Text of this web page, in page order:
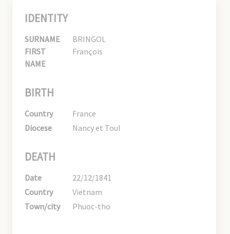
IDENTITY
SURNAME
BRINGOL
FIRST
NAME
François
BIRTH
Country
France
Diocese
Nancy et Toul
DEATH
Date
22/12/1841
Country
Vietnam
Town/city
Phuoc-tho